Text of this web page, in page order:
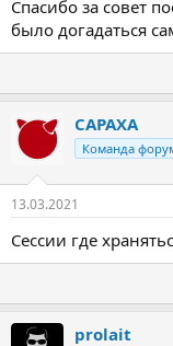
Спасибо за совет
было догадаться
CAPAXA
Команда
13.03.2021
Сессии где
prolait